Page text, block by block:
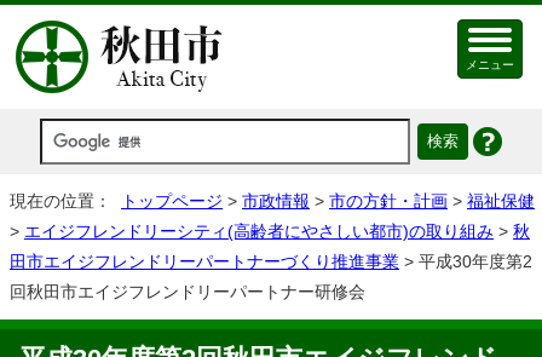
メニュー
現在の位置： トップページ > 市政情報 > 市の方針・計画 > 福祉保健
> エイジフレンドリーシティ(高齢者にやさしい都市)の取り組み > 秋
田市エイジフレンドリーパートナーづくり推進事業 > 平成30年度第2
回秋田市エイジフレンドリーパートナー研修会